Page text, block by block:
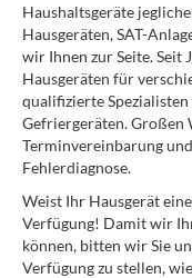
Haushaltsgeräte
Hausgeräten, SAT-
wir Ihnen zur Seite. Seit
Hausgeräten für
qualifizierte
Gefriergeräten. Großen
Terminvereinbarung
Fehlerdiagnose.
Weist Ihr Hausgerät
Verfügung! Damit wir
können, bitten wir Sie
Verfügung zu stellen,